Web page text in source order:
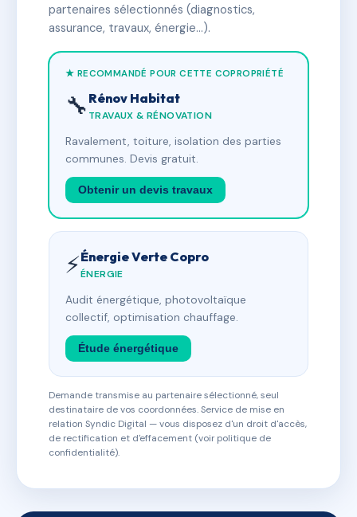
partenaires sélectionnés (diagnostics,
assurance, travaux, énergie…).
★ RECOMMANDÉ POUR CETTE COPROPRIÉTÉ
🔧 Rénov Habitat
TRAVAUX & RÉNOVATION
Ravalement, toiture, isolation des parties
communes. Devis gratuit.
Obtenir un devis travaux
⚡Énergie Verte Copro
ÉNERGIE
Audit énergétique, photovoltaïque
collectif, optimisation chauffage.
Étude énergétique
Demande transmise au partenaire sélectionné, seul
destinataire de vos coordonnées. Service de mise en
relation Syndic Digital — vous disposez d'un droit d'accès,
de rectification et d'effacement (voir politique de
confidentialité).